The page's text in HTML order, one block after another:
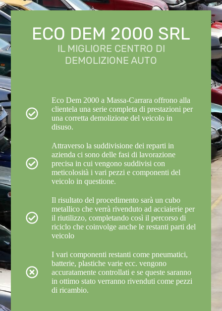
ECO DEM 2000 SRL
IL MIGLIORE CENTRO DI
DEMOLIZIONE AUTO
Eco Dem 2000 a Massa-Carrara offrono alla
clientela una serie completa di prestazioni per
una corretta demolizione del veicolo in
disuso.
Attraverso la suddivisione dei reparti in
azienda ci sono delle fasi di lavorazione
precisa in cui vengono suddivisi con
meticolosità i vari pezzi e componenti del
veicolo in questione.
Il risultato del procedimento sarà un cubo
metallico che verrà rivenduto ad acciaierie per
il riutilizzo, completando così il percorso di
riciclo che coinvolge anche le restanti parti del
veicolo
I vari componenti restanti come pneumatici,
batterie, plastiche varie ecc. vengono
accuratamente controllati e se queste saranno
in ottimo stato verranno rivenduti come pezzi
di ricambio.